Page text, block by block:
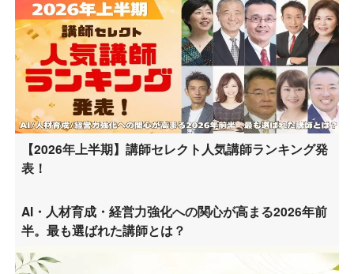
【2026年上半期】講師セレクト人気講師ランキング発
表！
AI・人材育成・経営力強化への関心が高まる2026年前
半。最も選ばれた講師とは？